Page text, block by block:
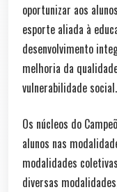
oportunizar aos
esporte aliada à
desenvolvimento
melhoria da
vulnerabilidade social.
Os núcleos do
alunos nas
modalidades
diversas